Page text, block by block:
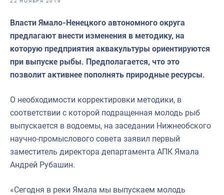
Выставки и конференции
Рыбоохрана России
Инфографика
Укрепление духовно-нравственных ценностей
События в России и мире
Власти Ямало-Ненецкого автономного округа
предлагают внести изменения в методику, на
которую предприятия аквакультуры ориентируются
при выпуске рыбы. Предполагается, что это
позволит активнее пополнять природные ресурсы.
О необходимости корректировки методики, в
соответствии с которой подращенная молодь рыб
выпускается в водоемы, на заседании Нижнеобского
научно-промыслового совета заявил первый
заместитель директора департамента АПК Ямала
Андрей Рубашин.
«Сегодня в реки Ямала мы выпускаем молодь